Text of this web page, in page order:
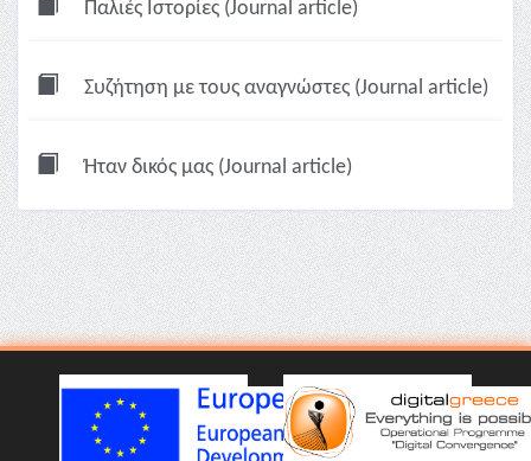
Παλιές Ιστορίες (Journal article)
Συζήτηση με τους αναγνώστες (Journal article)
Ήταν δικός μας (Journal article)